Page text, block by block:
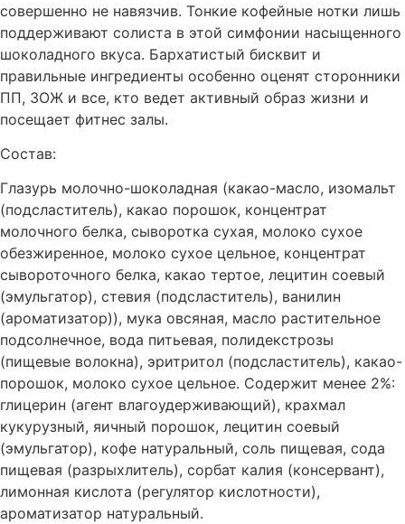
совершенно не навязчив. Тонкие кофейные нотки лишь
поддерживают солиста в этой симфонии насыщенного
шоколадного вкуса. Бархатистый бисквит и
правильные ингредиенты особенно оценят сторонники
ПП, ЗОЖ и все, кто ведет активный образ жизни и
посещает фитнес залы.
Состав:
Глазурь молочно-шоколадная (какао-масло, изомальт
(подсластитель), какао порошок, концентрат
молочного белка, сыворотка сухая, молоко сухое
обезжиренное, молоко сухое цельное, концентрат
сывороточного белка, какао тертое, лецитин соевый
(эмульгатор), стевия (подсластитель), ванилин
(ароматизатор)), мука овсяная, масло растительное
подсолнечное, вода питьевая, полидекстрозы
(пищевые волокна), эритритол (подсластитель), какао-
порошок, молоко сухое цельное. Содержит менее 2%:
глицерин (агент влагоудерживающий), крахмал
кукурузный, яичный порошок, лецитин соевый
(эмульгатор), кофе натуральный, соль пищевая, сода
пищевая (разрыхлитель), сорбат калия (консервант),
лимонная кислота (регулятор кислотности),
ароматизатор натуральный.